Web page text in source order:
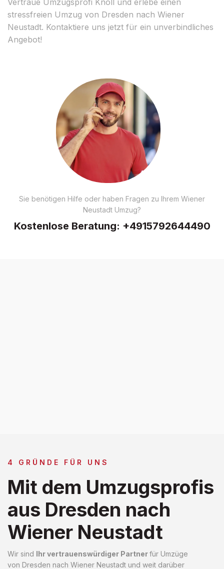
stressfreien Umzug von Dresden nach Wiener
Neustadt. Kontaktiere uns jetzt für ein unverbindliches
Angebot!
Sie benötigen Hilfe oder haben Fragen zu Ihrem Wiener
Neustadt Umzug?
Kostenlose Beratung: +4915792644490
4 GRÜNDE FÜR UNS
Mit dem Umzugsprofis
aus Dresden nach
Wiener Neustadt
Wir sind Ihr vertrauenswürdiger Partnerfür Umzüge
von Dresden nach Wiener Neustadt und weit darüber